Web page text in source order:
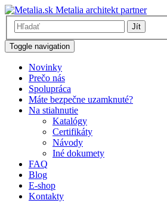
Metalia architekt partner
Jít
Toggle navigation
Novinky
Prečo nás
Spolupráca
Máte bezpečne uzamknuté?
Na stiahnutie
Katalógy
Certifikáty
Návody
Iné dokumety
FAQ
Blog
E-shop
Kontakty